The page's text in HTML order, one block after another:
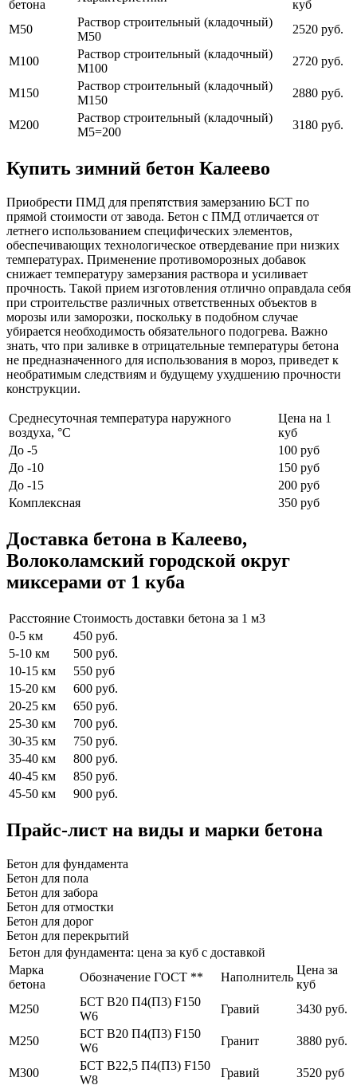
бетона
куб
М50
Раствор строительный (кладочный)
М50
2520 руб.
М100
Раствор строительный (кладочный)
М100
2720 руб.
М150
Раствор строительный (кладочный)
М150
2880 руб.
М200
Раствор строительный (кладочный)
М5=200
3180 руб.
Купить зимний бетон Калеево
Приобрести ПМД для препятствия замерзанию БСТ по
прямой стоимости от завода. Бетон с ПМД отличается от
летнего использованием специфических элементов,
обеспечивающих технологическое отвердевание при низких
температурах. Применение противоморозных добавок
снижает температуру замерзания раствора и усиливает
прочность. Такой прием изготовления отлично оправдала себя
при строительстве различных ответственных объектов в
морозы или заморозки, поскольку в подобном случае
убирается необходимость обязательного подогрева. Важно
знать, что при заливке в отрицательные температуры бетона
не предназначенного для использования в мороз, приведет к
необратимым следствиям и будущему ухудшению прочности
конструкции.
Среднесуточная температура наружного
воздуха, °C
Цена на 1
куб
До -5
100 руб
До -10
150 руб
До -15
200 руб
Комплексная
350 руб
Доставка бетона в Калеево,
Волоколамский городской округ
миксерами от 1 куба
Расстояние Стоимость доставки бетона за 1 м3
0-5 км
450 руб.
5-10 км
500 руб.
10-15 км
550 руб
15-20 км
600 руб.
20-25 км
650 руб.
25-30 км
700 руб.
30-35 км
750 руб.
35-40 км
800 руб.
40-45 км
850 руб.
45-50 км
900 руб.
Прайс-лист на виды и марки бетона
Бетон для фундамента
Бетон для пола
Бетон для забора
Бетон для отмостки
Бетон для дорог
Бетон для перекрытий
Бетон для фундамента: цена за куб с доставкой
Марка
бетона
Обозначение ГОСТ ** Наполнитель
Цена за
куб
М250
БСТ В20 П4(П3) F150
W6
Гравий 3430 руб.
М250
БСТ В20 П4(П3) F150
W6
Гранит 3880 руб.
М300
БСТ В22,5 П4(П3) F150
W8
Гравий 3520 руб